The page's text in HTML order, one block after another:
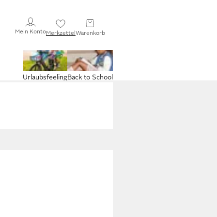
Mein KontoMerkzettelWarenkorb
Back to School
Urlaubsfeeling